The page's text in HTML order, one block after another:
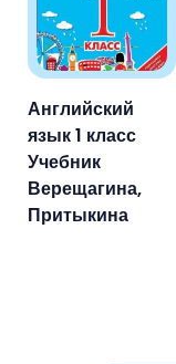
Английский
язык 1 класс
Учебник
Верещагина,
Притыкина